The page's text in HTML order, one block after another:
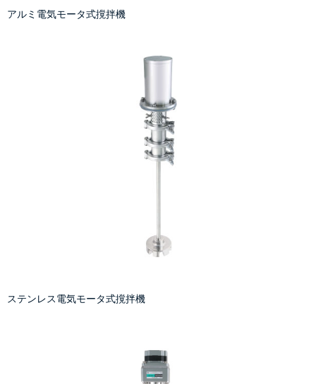
アルミ電気モータ式撹拌機
ステンレス電気モータ式撹拌機